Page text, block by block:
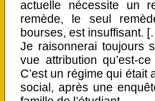
actuelle nécessite un
remède, le seul
bourses, est insuffisant.
Je raisonnerai toujours
vue attribution qu’est-
C’est un régime qui
social, après une